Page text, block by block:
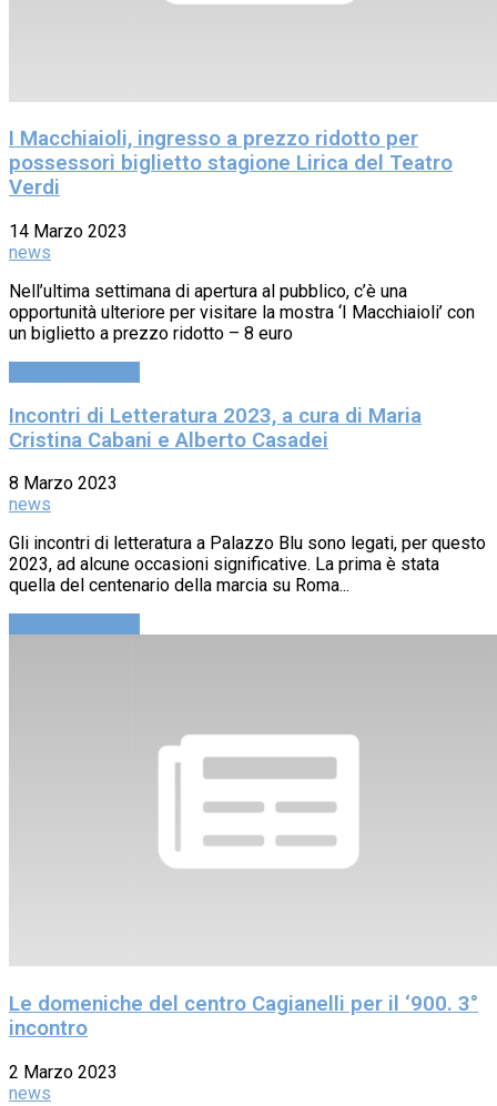
I Macchiaioli, ingresso a prezzo ridotto per
possessori biglietto stagione Lirica del Teatro
Verdi
14 Marzo 2023
news
Nell’ultima settimana di apertura al pubblico, c’è una
opportunità ulteriore per visitare la mostra ‘I Macchiaioli’ con
un biglietto a prezzo ridotto – 8 euro
Incontri di Letteratura 2023, a cura di Maria
Cristina Cabani e Alberto Casadei
8 Marzo 2023
news
Gli incontri di letteratura a Palazzo Blu sono legati, per questo
2023, ad alcune occasioni significative. La prima è stata
quella del centenario della marcia su Roma...
Le domeniche del centro Cagianelli per il ‘900. 3°
incontro
2 Marzo 2023
news